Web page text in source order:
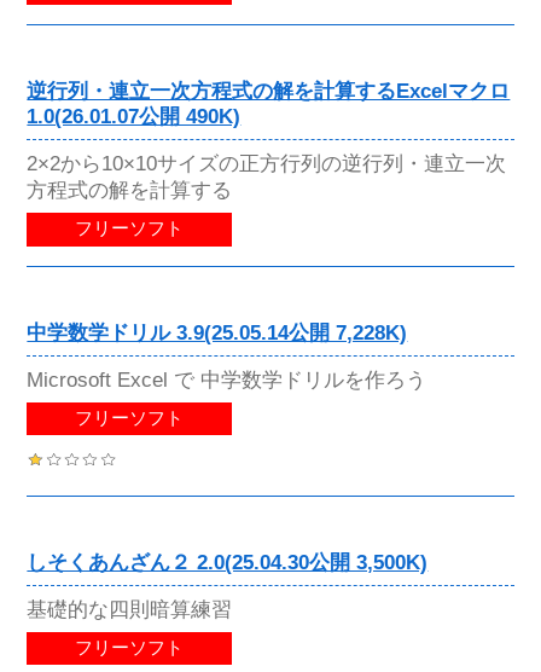
逆行列・連立一次方程式の解を計算するExcelマクロ
1.0(26.01.07公開 490K)
2×2から10×10サイズの正方行列の逆行列・連立一次
方程式の解を計算する
フリーソフト
中学数学ドリル 3.9(25.05.14公開 7,228K)
Microsoft Excel で 中学数学ドリルを作ろう
フリーソフト
しそくあんざん２ 2.0(25.04.30公開 3,500K)
基礎的な四則暗算練習
フリーソフト